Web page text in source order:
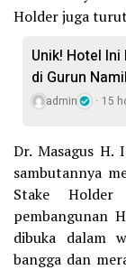
Holder juga
Unik! Hotel Ini
di Gurun
admin 15
Dr. Masagus H.
sambutannya
Stake
pembangunan
dibuka dalam
bangga dan